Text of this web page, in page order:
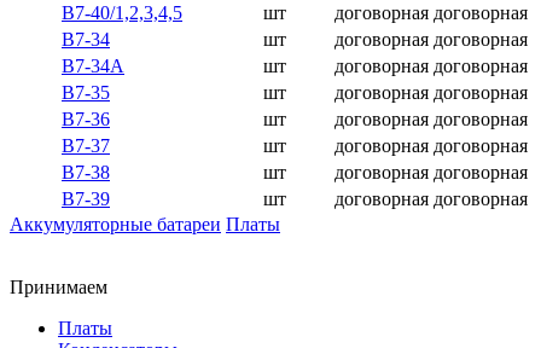
В7-40/1,2,3,4,5
шт договорная договорная
В7-34
шт договорная договорная
В7-34А
шт договорная договорная
В7-35
шт договорная договорная
В7-36
шт договорная договорная
В7-37
шт договорная договорная
В7-38
шт договорная договорная
В7-39
шт договорная договорная
Аккумуляторные батареи Платы
Принимаем
Платы